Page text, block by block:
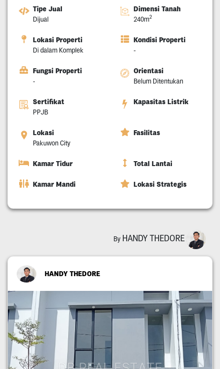
Tipe Jual
Dijual
Dimensi Tanah
240m2
Lokasi Properti
Di dalam Komplek
Kondisi Properti
-
Fungsi Properti
-
Orientasi
Belum Ditentukan
Sertifikat
PPJB
Kapasitas Listrik
Lokasi
Pakuwon City
Fasilitas
Kamar Tidur Total Lantai
Kamar Mandi Lokasi Strategis
By HANDY THEDORE
HANDY THEDORE